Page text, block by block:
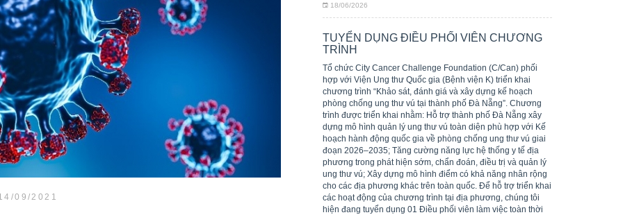
09/2021
18/06/2026
TUYỂN DỤNG ĐIỀU PHỐI VIÊN CHƯƠNG
TRÌNH
Tổ chức City Cancer Challenge Foundation (C/Can) phối
hợp với Viện Ung thư Quốc gia (Bệnh viện K) triển khai
chương trình “Khảo sát, đánh giá và xây dựng kế hoạch
phòng chống ung thư vú tại thành phố Đà Nẵng”. Chương
trình được triển khai nhằm: Hỗ trợ thành phố Đà Nẵng xây
dựng mô hình quản lý ung thư vú toàn diện phù hợp với Kế
hoạch hành động quốc gia về phòng chống ung thư vú giai
đoạn 2026–2035; Tăng cường năng lực hệ thống y tế địa
phương trong phát hiện sớm, chẩn đoán, điều trị và quản lý
ung thư vú; Xây dựng mô hình điểm có khả năng nhân rộng
cho các địa phương khác trên toàn quốc. Để hỗ trợ triển khai
các hoạt động của chương trình tại địa phương, chúng tôi
hiện đang tuyển dụng 01 Điều phối viên làm việc toàn thời